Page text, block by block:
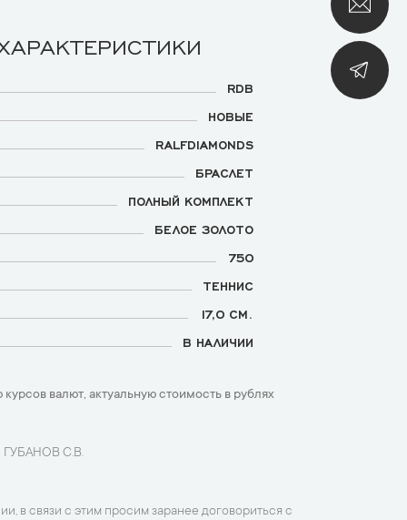
RDB
НОВЫЕ
RALFDIAMONDS
БРАСЛЕТ
ПОЛНЫЙ КОМПЛЕКТ
БЕЛОЕ ЗОЛОТО
750
ТЕННИС
17,0 СМ.
В НАЛИЧИИ
валют, актуальную стоимость в рублях
ГУБАНОВ С.В.
в связи с этим просим заранее договориться с